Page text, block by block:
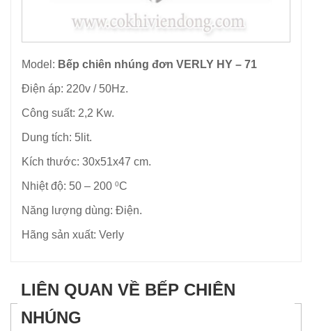
Model: Bếp chiên nhúng đơn VERLY HY – 71
Điện áp: 220v / 50Hz.
Công suất: 2,2 Kw.
Dung tích: 5lit.
Kích thước: 30x51x47 cm.
Nhiệt độ: 50 – 200 0C
Năng lượng dùng: Điện.
Hãng sản xuất: Verly
LIÊN QUAN VỀ BẾP CHIÊN
NHÚNG